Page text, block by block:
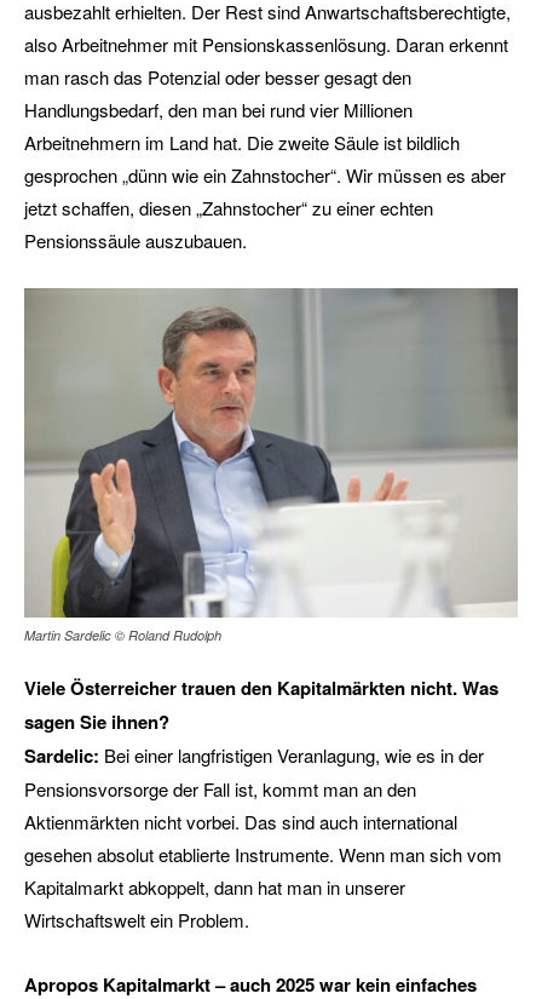
ausbezahlt erhielten. Der Rest sind Anwartschaftsberechtigte,
also Arbeitnehmer mit Pensionskassenlösung. Daran erkennt
man rasch das Potenzial oder besser gesagt den
Handlungsbedarf, den man bei rund vier Millionen
Arbeitnehmern im Land hat. Die zweite Säule ist bildlich
gesprochen „dünn wie ein Zahnstocher“. Wir müssen es aber
jetzt schaffen, diesen „Zahnstocher“ zu einer echten
Pensionssäule auszubauen.
Martin Sardelic © Roland Rudolph
Viele Österreicher trauen den Kapitalmärkten nicht. Was
sagen Sie ihnen?
Sardelic: Bei einer langfristigen Veranlagung, wie es in der
Pensionsvorsorge der Fall ist, kommt man an den
Aktienmärkten nicht vorbei. Das sind auch international
gesehen absolut etablierte Instrumente. Wenn man sich vom
Kapitalmarkt abkoppelt, dann hat man in unserer
Wirtschaftswelt ein Problem.
Apropos Kapitalmarkt – auch 2025 war kein einfaches